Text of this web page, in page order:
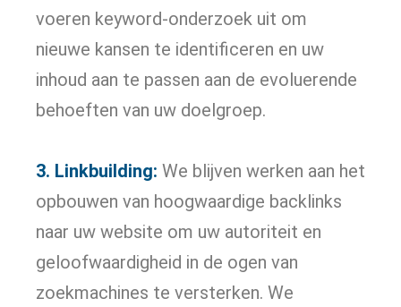
voeren keyword-onderzoek uit om
nieuwe kansen te identificeren en uw
inhoud aan te passen aan de evoluerende
behoeften van uw doelgroep.
3. Linkbuilding: We blijven werken aan het
opbouwen van hoogwaardige backlinks
naar uw website om uw autoriteit en
geloofwaardigheid in de ogen van
zoekmachines te versterken. We